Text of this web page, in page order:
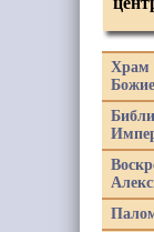
Храм